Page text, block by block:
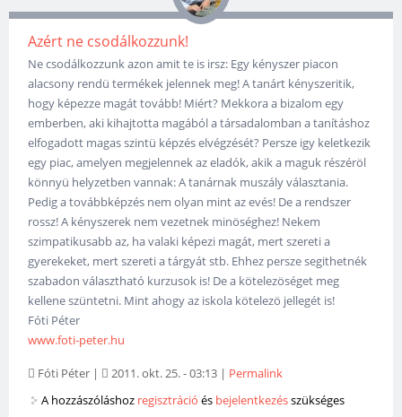
Azért ne csodálkozzunk!
Ne csodálkozzunk azon amit te is irsz: Egy kényszer piacon
alacsony rendü termékek jelennek meg! A tanárt kényszeritik,
hogy képezze magát tovább! Miért? Mekkora a bizalom egy
emberben, aki kihajtotta magából a társadalomban a tanításhoz
elfogadott magas szintü képzés elvégzését? Persze igy keletkezik
egy piac, amelyen megjelennek az eladók, akik a maguk részéröl
könnyü helyzetben vannak: A tanárnak muszály választania.
Pedig a továbbképzés nem olyan mint az evés! De a rendszer
rossz! A kényszerek nem vezetnek minöséghez! Nekem
szimpatikusabb az, ha valaki képezi magát, mert szereti a
gyerekeket, mert szereti a tárgyát stb. Ehhez persze segithetnék
szabadon választható kurzusok is! De a kötelezöséget meg
kellene szüntetni. Mint ahogy az iskola kötelezö jellegét is!
Fóti Péter
www.foti-peter.hu
Fóti Péter | 2011. okt. 25. - 03:13 | Permalink
A hozzászóláshoz regisztráció és bejelentkezésszükséges